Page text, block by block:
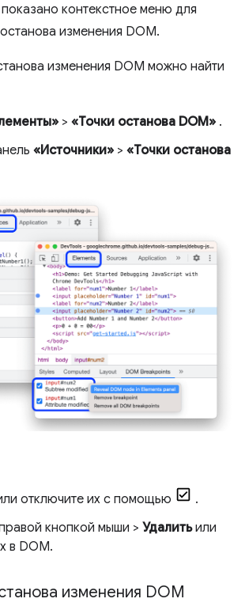
контекстное меню для
изменения DOM.
изменения DOM можно найти
> «Точки останова DOM» .
«Источники» > «Точки останова
отключите их с помощью
.
кнопкой мыши > Удалитьили
в DOM.
изменения DOM